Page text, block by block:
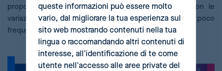
proporzionale e varierà molto poco e d’accordo con le
variazioni dei prezzi. Si tratta comunque di uno scenario poco
frequente e che si applica a pochissimi prodotti.
queste informazioni può essere molto
vario, dal migliorare la tua esperienza sul
sito web mostrando contenuti nella tua
lingua o raccomandando altri contenuti di
interesse, all'identificazione di te come
utente nell'accesso alle aree private del